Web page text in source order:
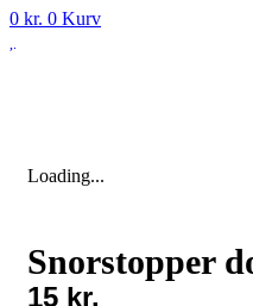
0 kr. 0 Kurv
Loading...
Snorstopper
15 kr.